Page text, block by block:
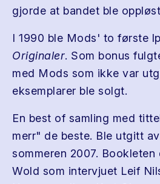
gjorde at bandet ble
I 1990 ble Mods' to første
Originaler. Som bonus
med Mods som ikke var
eksemplarer ble solgt.
En best of samling med
merr" de beste. Ble utgitt
sommeren 2007.
Wold som intervjuet Leif